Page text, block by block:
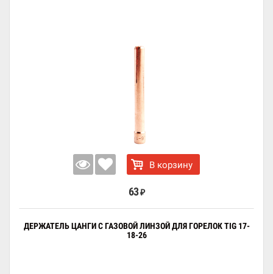
В корзину
63 ₽
ДЕРЖАТЕЛЬ ЦАНГИ С ГАЗОВОЙ ЛИНЗОЙ ДЛЯ ГОРЕЛОК TIG 17-
18-26